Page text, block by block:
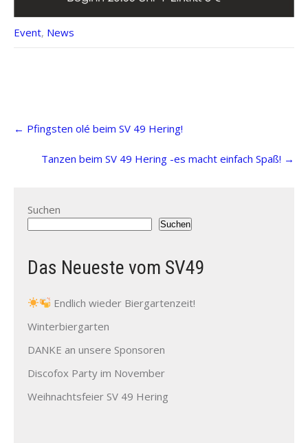
Event, News
navigation
← Pfingsten olé beim SV 49 Hering!
Tanzen beim SV 49 Hering -es macht einfach Spaß! →
Suchen
Suchen
Das Neueste vom SV49
Endlich wieder Biergartenzeit!
Winterbiergarten
DANKE an unsere Sponsoren
Discofox Party im November
Weihnachtsfeier SV 49 Hering